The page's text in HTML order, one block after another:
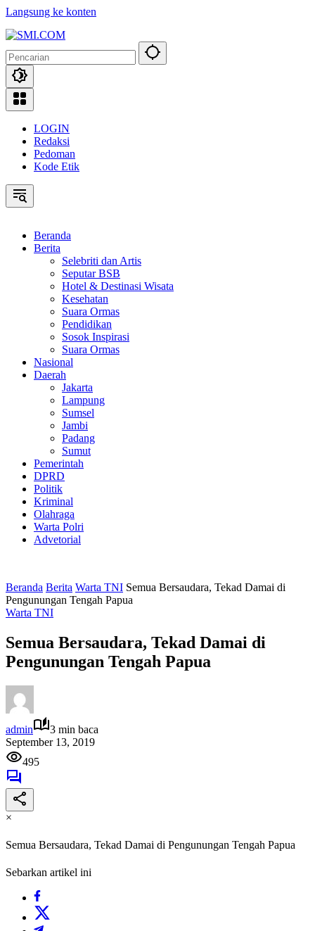
Langsung ke konten
LOGIN
Redaksi
Pedoman
Kode Etik
Beranda
Berita
Selebriti dan Artis
Seputar BSB
Hotel & Destinasi Wisata
Kesehatan
Suara Ormas
Pendidikan
Sosok Inspirasi
Suara Ormas
Nasional
Daerah
Jakarta
Lampung
Sumsel
Jambi
Padang
Sumut
Pemerintah
DPRD
Politik
Kriminal
Olahraga
Warta Polri
Advetorial
Beranda Berita Warta TNI Semua Bersaudara, Tekad Damai di
Pengunungan Tengah Papua
Warta TNI
Semua Bersaudara, Tekad Damai di
Pengunungan Tengah Papua
admin
3 min baca
September 13, 2019
495
×
Semua Bersaudara, Tekad Damai di Pengunungan Tengah Papua
Sebarkan artikel ini